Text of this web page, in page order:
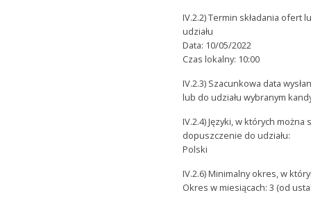
IV.2.2) Termin składania
udziału
Data: 10/05/2022
Czas lokalny: 10:00
IV.2.3) Szacunkowa data
lub do udziału wybranym
IV.2.4) Języki, w których
dopuszczenie do udziału:
Polski
IV.2.6) Minimalny okres, w
Okres w miesiącach: 3 (od